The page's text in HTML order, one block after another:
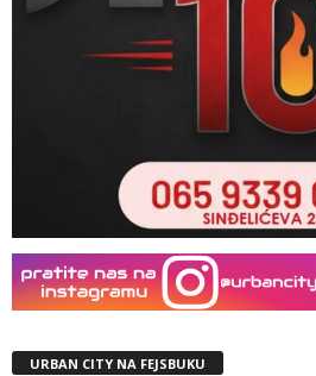
URBAN CITY NA FEJSBUKU